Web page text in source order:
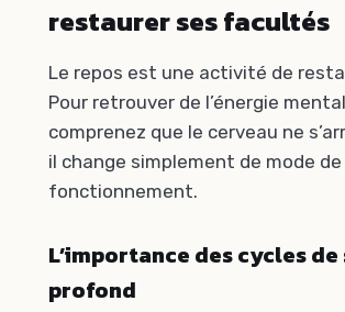
restaurer ses facultés
Le repos est une activité de
Pour retrouver de l’énergie
comprenez que le cerveau ne
il change simplement de mode de
fonctionnement.
L’importance des cycles
profond